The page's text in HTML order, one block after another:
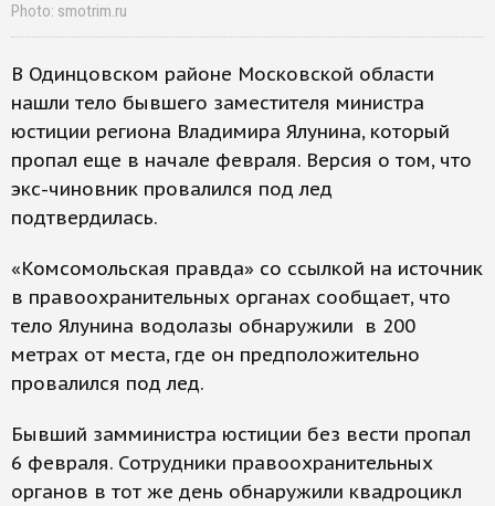
Photo: smotrim.ru
В Одинцовском районе Московской области
нашли тело бывшего заместителя министра
юстиции региона Владимира Ялунина, который
пропал еще в начале февраля. Версия о том, что
экс-чиновник провалился под лед
подтвердилась.
«Комсомольская правда» со ссылкой на источник
в правоохранительных органах сообщает, что
тело Ялунина водолазы обнаружили в 200
метрах от места, где он предположительно
провалился под лед.
Бывший замминистра юстиции без вести пропал
6 февраля. Сотрудники правоохранительных
органов в тот же день обнаружили квадроцикл